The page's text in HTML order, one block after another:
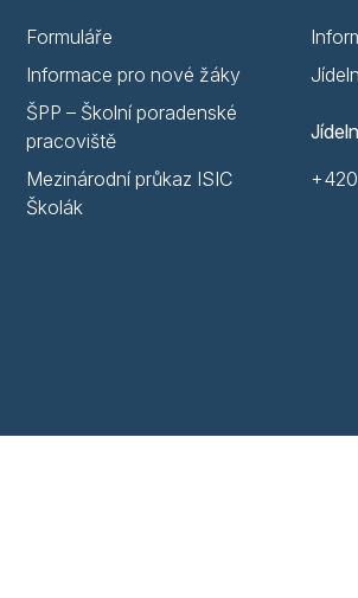
Formuláře
Informace pro nové žáky
ŠPP – Školní poradenské
pracoviště
Mezinárodní průkaz ISIC
Školák